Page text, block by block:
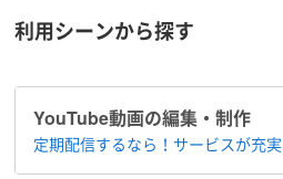
利用シーンから探す
YouTube動画の編集・制作
定期配信するなら！​サービスが充実